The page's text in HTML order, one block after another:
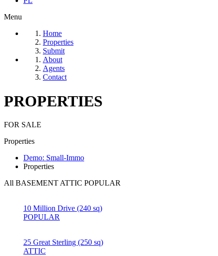
Menu
Home
Properties
Submit
About
Agents
Contact
PROPERTIES
FOR SALE
Properties
Demo: Small-Immo
Properties
All BASEMENT ATTIC POPULAR
10 Million Drive (240 sq)
POPULAR
25 Great Sterling (250 sq)
ATTIC